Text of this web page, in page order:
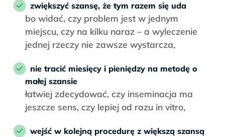
zwiększyć szansę, że tym razem się uda
bo widać, czy problem jest w jednym
miejscu, czy na kilku naraz – a wyleczenie
jednej rzeczy nie zawsze wystarcza,
nie tracić miesięcy i pieniędzy na metodę o
małej szansie
łatwiej zdecydować, czy inseminacja ma
jeszcze sens, czy lepiej od razu in vitro,
wejść w kolejną procedurę z większą szansą